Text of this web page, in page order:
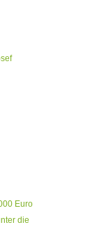
Euro
die